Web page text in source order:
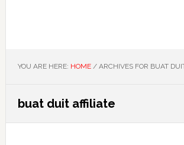
YOU ARE HERE: HOME /ARCHIVES FOR BUAT
buat duit affiliate